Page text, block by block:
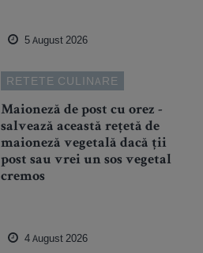
5 August 2026
RETETE CULINARE
Maioneză de post cu orez -
salvează această rețetă de
maioneză vegetală dacă ții
post sau vrei un sos vegetal
cremos
4 August 2026